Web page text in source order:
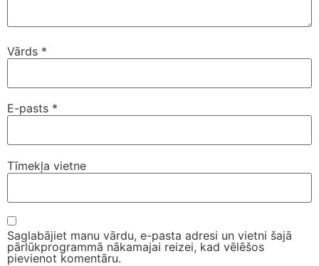
Vārds *
E-pasts *
Tīmekļa vietne
Saglabājiet manu vārdu, e-pasta adresi un vietni šajā
pārlūkprogrammā nākamajai reizei, kad vēlēšos
pievienot komentāru.